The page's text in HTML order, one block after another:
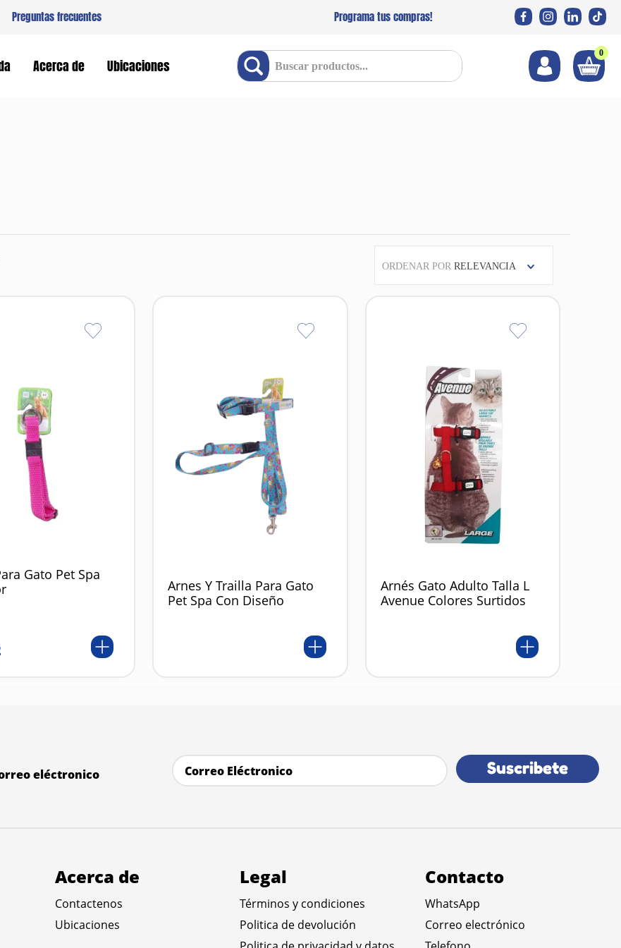
Preguntas frecuentes Programa tus compras!
Acerca de Ubicaciones
Buscar productos... 0
ORDENAR POR RELEVANCIA
Gato Pet Spa
Arnes Y Trailla Para Gato
Pet Spa Con Diseño
Arnés Gato Adulto Talla L
Avenue Colores Surtidos
eléctronico Suscribete
Acerca de
Contactenos
Ubicaciones
Legal
Términos y condiciones
Politica de devolución
Contacto
WhatsApp
Correo electrónico